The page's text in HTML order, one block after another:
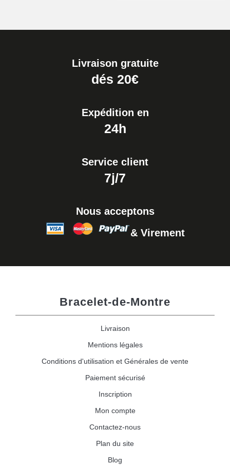
Livraison gratuite
dés 20€
Expédition en
24h
Service client
7j/7
Nous acceptons
& Virement
Bracelet-de-Montre
Livraison
Mentions légales
Conditions d'utilisation et Générales de vente
Paiement sécurisé
Inscription
Mon compte
Contactez-nous
Plan du site
Blog